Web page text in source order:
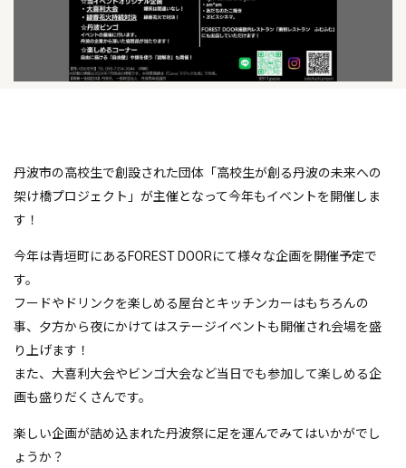
丹波市の高校生で創設された団体「高校生が創る丹波の未来への
架け橋プロジェクト」が主催となって今年もイベントを開催しま
す！
今年は青垣町にあるFOREST DOORにて様々な企画を開催予定で
す。
フードやドリンクを楽しめる屋台とキッチンカーはもちろんの
事、夕方から夜にかけてはステージイベントも開催され会場を盛
り上げます！
また、大喜利大会やビンゴ大会など当日でも参加して楽しめる企
画も盛りだくさんです。
楽しい企画が詰め込まれた丹波祭に足を運んでみてはいかがでし
ょうか？